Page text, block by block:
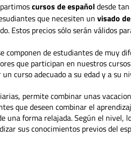
cursos de españoldesde
que necesiten unvisado
Estos precios sólo serán válidos
componen de estudiantes de muy
que participan en nuestros
curso adecuado a su edad y a su
permite combinar unas
que deseen combinar el
una forma relajada. Según el nivel,
sus conocimientos previos del